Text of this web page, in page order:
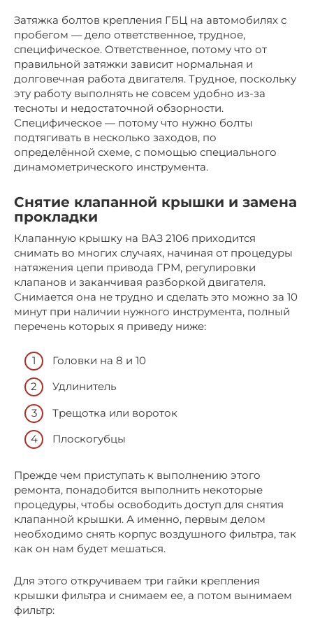
Затяжка болтов крепления ГБЦ на автомобилях с
пробегом — дело ответственное, трудное,
специфическое. Ответственное, потому что от
правильной затяжки зависит нормальная и
долговечная работа двигателя. Трудное, поскольку
эту работу выполнять не совсем удобно из-за
тесноты и недостаточной обзорности.
Специфическое — потому что нужно болты
подтягивать в несколько заходов, по
определённой схеме, с помощью специального
динамометрического инструмента.
Снятие клапанной крышки и замена
прокладки
Клапанную крышку на ВАЗ 2106 приходится
снимать во многих случаях, начиная от процедуры
натяжения цепи привода ГРМ, регулировки
клапанов и заканчивая разборкой двигателя.
Снимается она не трудно и сделать это можно за 10
минут при наличии нужного инструмента, полный
перечень которых я приведу ниже:
Головки на 8 и 10
Удлинитель
Трещотка или вороток
Плоскогубцы
Прежде чем приступать к выполнению этого
ремонта, понадобится выполнить некоторые
процедуры, чтобы освободить доступ для снятия
клапанной крышки. А именно, первым делом
необходимо снять корпус воздушного фильтра, так
как он нам будет мешаться.
Для этого откручиваем три гайки крепления
крышки фильтра и снимаем ее, а потом вынимаем
фильтр: